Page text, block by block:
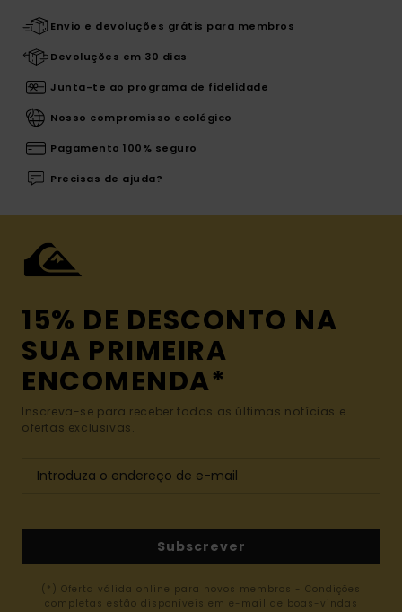
Envio e devoluções grátis para membros
Devoluções em 30 dias
Junta-te ao programa de fidelidade
Nosso compromisso ecológico
Pagamento 100% seguro
Precisas de ajuda?
15% DE DESCONTO NA
SUA PRIMEIRA
ENCOMENDA*
Inscreva-se para receber todas as últimas notícias e
ofertas exclusivas.
Subscrever
(*) Oferta válida online para novos membros - Condições
completas estão disponíveis em e-mail de boas-vindas